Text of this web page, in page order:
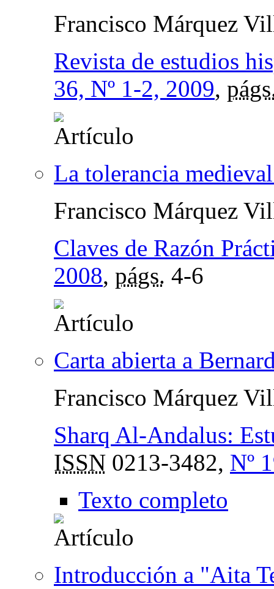
Francisco Márquez
Revista de estudios
36, Nº 1-2, 2009,
La tolerancia
Francisco Márquez
Claves de Razón
2008, págs. 4-6
Carta abierta a
Francisco Márquez
Sharq Al-Andalus:
ISSN 0213-3482, Nº
Texto completo
Introducción a "Aita